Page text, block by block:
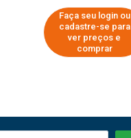
Faça seu login ou
cadastre-se para
ver preços e
comprar